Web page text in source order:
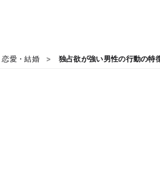
恋愛・結婚 独占欲が強い男性の行動の特